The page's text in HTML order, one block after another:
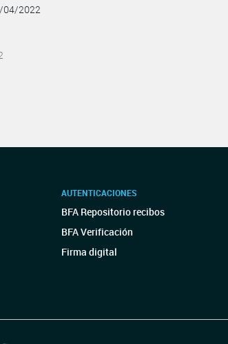
04/2022
AUTENTICACIONES
BFA Repositorio recibos
BFA Verificación
Firma digital